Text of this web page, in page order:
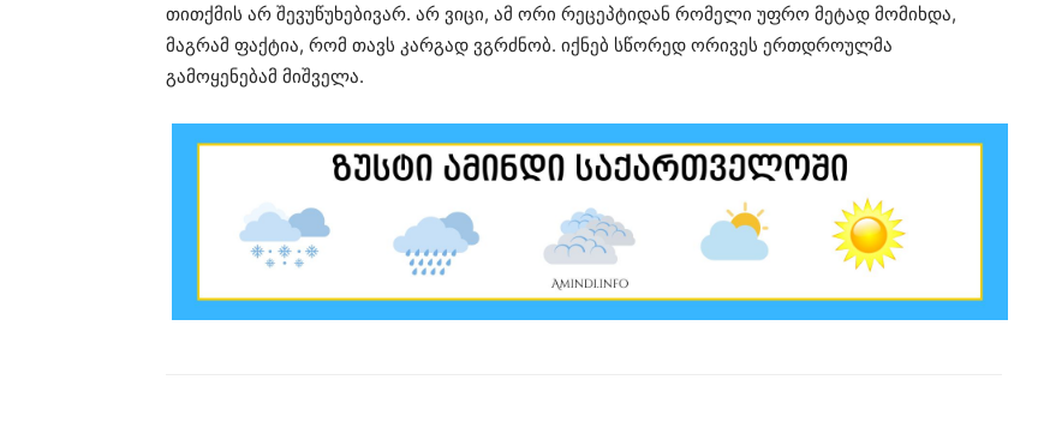
თითქმის არ შევუწუხებივარ. არ ვიცი, ამ ორი რეცეპტიდან რომელი უფრო მეტად მომიხდა,
მაგრამ ფაქტია, რომ თავს კარგად ვგრძნობ. იქნებ სწორედ ორივეს ერთდროულმა
გამოყენებამ მიშველა.